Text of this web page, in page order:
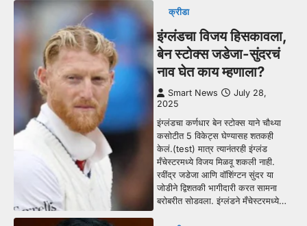
क्रीडा
इंग्लंडचा विजय हिसकावला,
बेन स्टोक्स जडेजा-सुंदरचं
नाव घेत काय म्हणाला?
Smart News
July 28,
2025
इंग्लंडचा कर्णधार बेन स्टोक्स याने चौथ्या
कसोटीत 5 विकेट्स घेण्यासह शतकही
केलं.(test) मात्र त्यानंतरही इंग्लंड
मँचेस्टरमध्ये विजय मिळवू शकली नाही.
रवींद्र जडेजा आणि वॉशिंग्टन सुंदर या
जोडीने द्विशतकी भागीदारी करत सामना
बरोबरीत सोडवला. इंग्लंडने मँचेस्टरमध्ये…